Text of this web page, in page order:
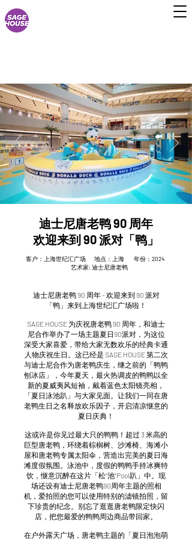
迪士尼唐老鸭 90 周年
欢迎来到 90 派对「鸭」
客户：上海世纪汇广场 地点：上海 年份： 2024
艺术家:迪士尼唐老鸭
迪士尼唐老鸭 90 周年 - 欢迎来到 90 派对
「鸭」来到上海世纪汇广场啦！
SAGE HOUSE 为庆祝唐老鸭 90 周年，和迪士
尼合作举办了一场主题夏日90派对，为这位
深受大家喜爱，带给大家无数欢乐的经典卡通
人物庆祝生日。这已经是 SAGE HOUSE 第二次
与迪士尼合作为唐老鸭庆生，继之前的「鸭鸭
刨冰店」，今年夏天，最火热调皮的鸭鸭以全
新的夏威夷风短袖，戴着蓝色太阳镜亮相，
「夏日泳池趴」与大家见面。让我们一同在唐
老鸭生日之名释放欢乐因子，开启清凉惬意的
夏日庆典！
这或许是你见过最大只的鸭鸭！超过 3 米高的
巨型唐老鸭，环绕着棕榈树、沙滩椅、海滩小
屋和唐老鸭专属太阳伞，营造出完美的夏日海
滩度假氛围。泳池中，度假的鸭鸭手持冰爽特
饮，惬意沉醉在这片「松“池”Pool趴」中。现
场还设有迪士尼唐老鸭90周年主题的照相
机，爱拍照的您可以使用特别的滤镜拍照，留
下珍贵的纪念。别忘了逛逛唐老鸭限定快闪
店，把您最爱的鸭鸭周边商品带回家。
在户外露天广场，唐老鸭主题的「夏日泡泡萌